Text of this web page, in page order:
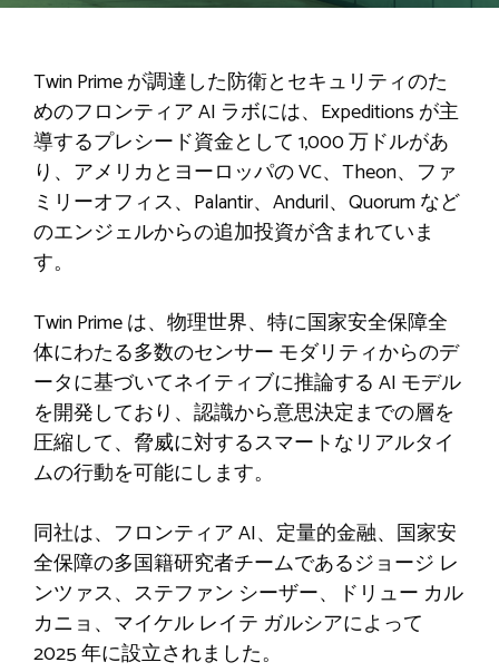
Twin Prime が調達した防衛とセキュリティのた
めのフロンティア AI ラボには、Expeditions が主
導するプレシード資金として 1,000 万ドルがあ
り、アメリカとヨーロッパの VC、Theon、ファ
ミリーオフィス、Palantir、Anduril、Quorum など
のエンジェルからの追加投資が含まれていま
す。
Twin Prime は、物理世界、特に国家安全保障全
体にわたる多数のセンサー モダリティからのデ
ータに基づいてネイティブに推論する AI モデル
を開発しており、認識から意思決定までの層を
圧縮して、脅威に対するスマートなリアルタイ
ムの行動を可能にします。
同社は、フロンティア AI、定量的金融、国家安
全保障の多国籍研究者チームであるジョージ レ
ンツァス、ステファン シーザー、ドリュー カル
カニョ、マイケル レイテ ガルシアによって
2025 年に設立されました。